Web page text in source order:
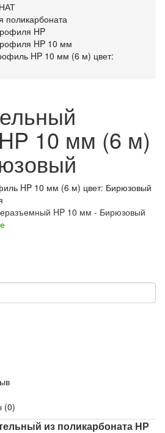
поликарбоната
HP
HP 10 мм
HP 10 мм (6 м) цвет:
10 мм (6 м)
HP 10 мм - Бирюзовый
(0)
из поликарбоната HP